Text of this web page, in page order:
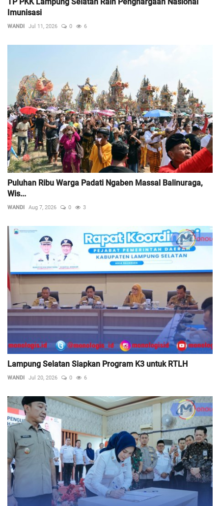
Imunisasi
WANDI Jul 11, 2026 0 6
Puluhan Ribu Warga Padati Ngaben Massal Balinuraga,
Wis...
WANDI Aug 7, 2026 0 3
Lampung Selatan Siapkan Program K3 untuk RTLH
WANDI Jul 20, 2026 0 6